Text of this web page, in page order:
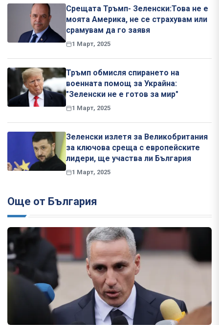
Срещата Тръмп- Зеленски:Това не е
моята Америка, не се страхувам или
срамувам да го заявя
1 Март, 2025
Тръмп обмисля спирането на
военната помощ за Украйна:
"Зеленски не е готов за мир"
1 Март, 2025
Зеленски излетя за Великобритания
за ключова среща с европейските
лидери, ще участва ли България
1 Март, 2025
Още от България